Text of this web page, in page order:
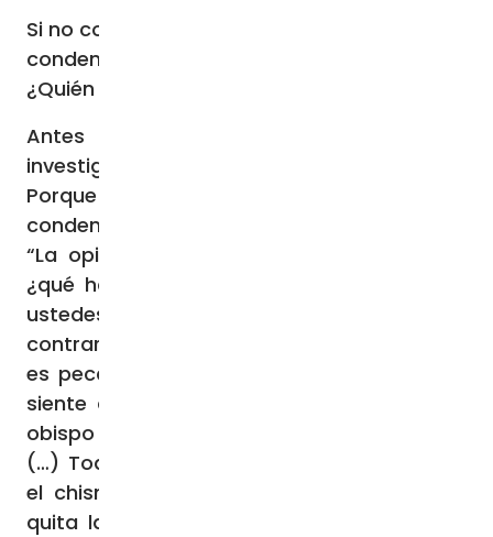
Si no conocemos la acusación, no podemos
condenar. ¿Cuál ha sido la acusación?
¿Quién lo sabe?
Antes de responder yo diré: hagan la
investigación. Hagan la investigación.
Porque está el peligro de decir: “Ha sido
condenado”. Pero, ¿quién lo ha condenado?
“La opinión pública, el chismorreo”. Pero,
¿qué ha hecho? “No lo sabemos, algo”. Si
ustedes saben por qué, díganlo. Al
contrario, no puedo responder. (…) Aupetit
es pecador como lo soy yo. No sé si él se
siente así, pero quizá, como fue Pedro, el
obispo sobre el cual Cristo fundó la Iglesia.
(…) Todos somos pecadores. Pero cuando
el chismorreo crece y crece y crece y te
quita la buena fama de una persona, ese